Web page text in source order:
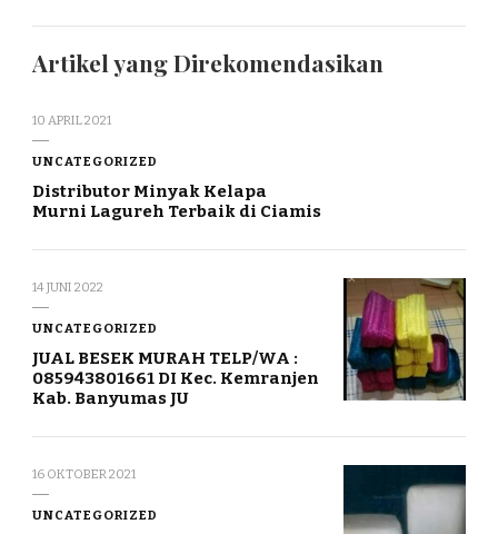
Artikel yang Direkomendasikan
10 APRIL 2021
UNCATEGORIZED
Distributor Minyak Kelapa
Murni Lagureh Terbaik di Ciamis
14 JUNI 2022
UNCATEGORIZED
JUAL BESEK MURAH TELP/WA :
085943801661 DI Kec. Kemranjen
Kab. Banyumas JU
16 OKTOBER 2021
UNCATEGORIZED